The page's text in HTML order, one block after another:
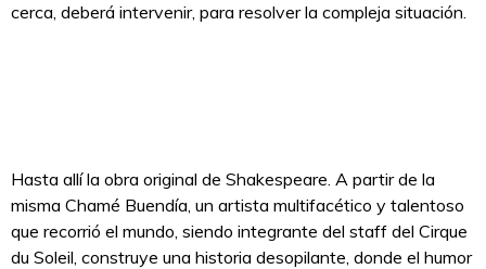
cerca, deberá intervenir, para resolver la compleja situación.
Hasta allí la obra original de Shakespeare. A partir de la
misma Chamé Buendía, un artista multifacético y talentoso
que recorrió el mundo, siendo integrante del staff del Cirque
du Soleil, construye una historia desopilante, donde el humor